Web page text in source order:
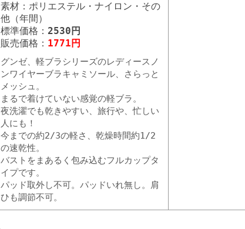
素材：ポリエステル・ナイロン・その
他（年間）
標準価格： 2530円
販売価格： 1771円
グンゼ、軽ブラシリーズのレディースノ
ンワイヤーブラキャミソール、さらっと
メッシュ。
まるで着けていない感覚の軽ブラ。
夜洗濯でも乾きやすい、旅行や、忙しい
人にも！
今までの約2/3の軽さ、乾燥時間約1/2
の速乾性。
バストをまあるく包み込むフルカップタ
イプです。
パッド取外し不可。パッドいれ無し。肩
ひも調節不可。